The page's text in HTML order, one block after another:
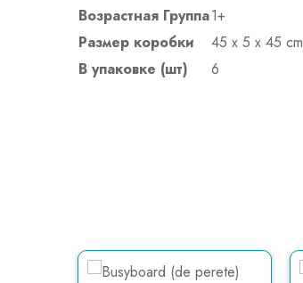
Возрастная Группа1+
Размер коробки
45 x 5 x 45 cm
В упаковке (шт)
6